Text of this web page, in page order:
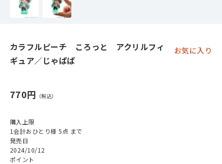
カラフルピーチ ころっと アクリルフィ
ギュア／じゃぱぱ
お気に入り
770円
購入上限
1会計おひとり様 5点 まで
発売日
2024/10/12
ポイント